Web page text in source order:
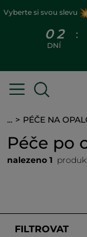
Vyberte si svou slevu
0 2
DNÍ
:
... PÉČE NA
Péče po
nalezeno 1
FILTROVAT